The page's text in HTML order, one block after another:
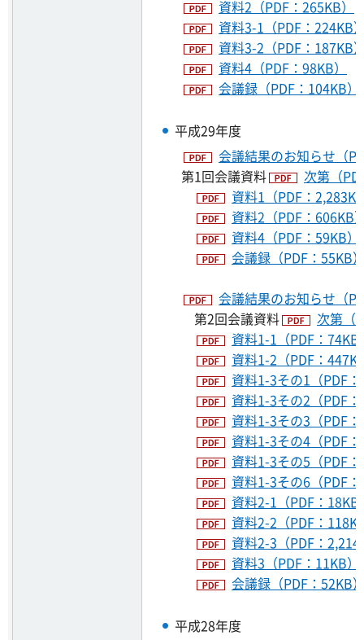
資料2（PDF：265KB）
資料3-1（PDF：224KB
資料3-2（PDF：187KB
資料4（PDF：98KB）
会議録（PDF：104KB）
平成29年度
会議結果のお知らせ（
第1回会議資料
次第（
資料1（PDF：
資料2（PDF：606KB
資料4（PDF：59KB）
会議録（PDF：55KB
会議結果のお知らせ（
第2回会議資料
次第（
資料1-1（PDF：74KB
資料1-2（PDF：
資料1-3その1（PDF
資料1-3その2（PDF
資料1-3その3（PDF
資料1-3その4（PDF
資料1-3その5（PDF
資料1-3その6（PDF
資料2-1（PDF：18KB
資料2-2（PDF：
資料2-3（PDF：
資料3（PDF：11KB）
会議録（PDF：52KB
平成28年度